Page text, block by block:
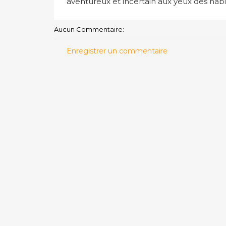
Aucun Commentaire:
Enregistrer un commentaire